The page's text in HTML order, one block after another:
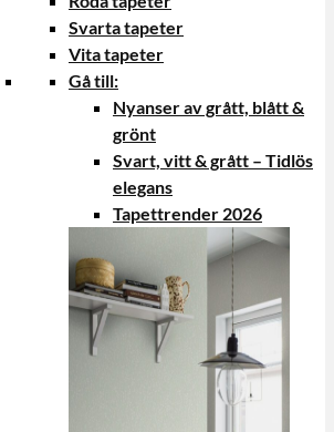
Svarta tapeter
Vita tapeter
Gå till:
Nyanser av grått, blått &
grönt
Svart, vitt & grått – Tidlös
elegans
Tapettrender 2026